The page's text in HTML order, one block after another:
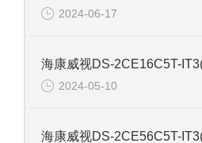
2024-06-17
2024-05-10